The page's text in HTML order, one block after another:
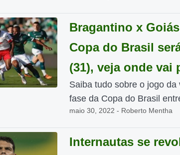
Bragantino x
Copa do Brasil
(31), veja onde vai
Saiba tudo sobre o jogo da
fase da Copa do Brasil
maio 30, 2022 - Roberto Mentha
Internautas se